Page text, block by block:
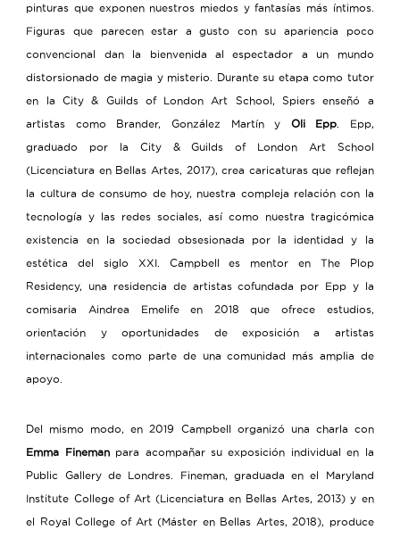
pinturas que exponen nuestros miedos y fantasías más íntimos.
Figuras que parecen estar a gusto con su apariencia poco
convencional dan la bienvenida al espectador a un mundo
distorsionado de magia y misterio. Durante su etapa como tutor
en la City & Guilds of London Art School, Spiers enseñó a
artistas como Brander, González Martín y Oli Epp . Epp,
graduado por la City & Guilds of London Art School
(Licenciatura en Bellas Artes, 2017), crea caricaturas que reflejan
la cultura de consumo de hoy, nuestra compleja relación con la
tecnología y las redes sociales, así como nuestra tragicómica
existencia en la sociedad obsesionada por la identidad y la
estética del siglo XXI. Campbell es mentor en The Plop
Residency, una residencia de artistas cofundada por Epp y la
comisaria Aindrea Emelife en 2018 que ofrece estudios,
orientación y oportunidades de exposición a artistas
internacionales como parte de una comunidad más amplia de
apoyo.
Del mismo modo, en 2019 Campbell organizó una charla con
Emma Finemanpara acompañar su exposición individual en la
Public Gallery de Londres. Fineman, graduada en el Maryland
Institute College of Art (Licenciatura en Bellas Artes, 2013) y en
el Royal College of Art (Máster en Bellas Artes, 2018), produce